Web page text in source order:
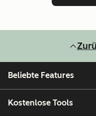
Beliebte Features
Kostenlose Tools